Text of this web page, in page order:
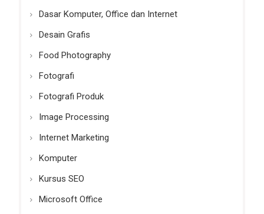
Dasar Komputer, Office dan Internet
Desain Grafis
Food Photography
Fotografi
Fotografi Produk
Image Processing
Internet Marketing
Komputer
Kursus SEO
Microsoft Office